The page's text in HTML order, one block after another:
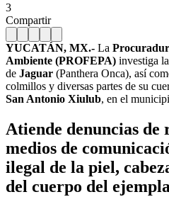
3
Compartir
YUCATÁN, MX.- La
Ambiente (PROFEPA) investiga
de Jaguar (Panthera Onca), así
colmillos y diversas partes de su
San Antonio Xiulub, en el
Atiende denuncias de
medios de
ilegal de la piel,
del cuerpo del